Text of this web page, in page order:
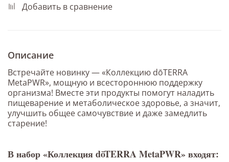
Добавить в сравнение
Описание
Встречайте новинку — «Коллекцию dōTERRA
MetaPWR», мощную и всестороннюю поддержку
организма! Вместе эти продукты помогут наладить
пищеварение и метаболическое здоровье, а значит,
улучшить общее самочувствие и даже замедлить
старение!
В набор «Коллекция dōTERRA MetaPWR» входят: